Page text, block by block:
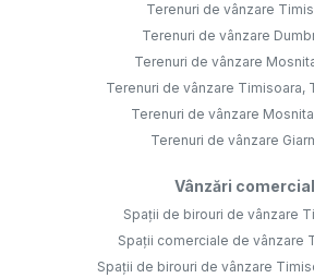
Terenuri de vânzare
Terenuri de vânzare
Terenuri de vânzare
Terenuri de vânzare Timisoara,
Terenuri de vânzare
Terenuri de vânzare
Vânzări comercial
Spații de birouri de vânzare
Spații comerciale de vânzare
Spații de birouri de vânzare